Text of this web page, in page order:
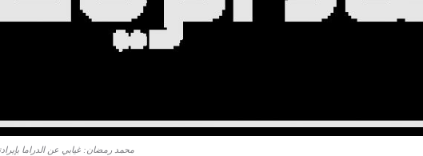
محمد رمضان: غيابي عن الدراما